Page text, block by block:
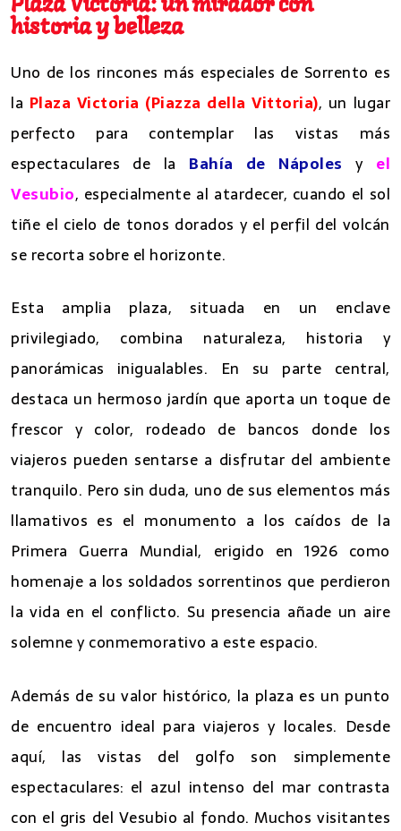
Plaza Victoria: un mirador con
historia y belleza
Uno de los rincones más especiales de Sorrento es
la Plaza Victoria (Piazza della Vittoria), un lugar
perfecto para contemplar las vistas más
espectaculares de la Bahía de Nápoles yel
Vesubio, especialmente al atardecer, cuando el sol
tiñe el cielo de tonos dorados y el perfil del volcán
se recorta sobre el horizonte.
Esta amplia plaza, situada en un enclave
privilegiado, combina naturaleza, historia y
panorámicas inigualables. En su parte central,
destaca un hermoso jardín que aporta un toque de
frescor y color, rodeado de bancos donde los
viajeros pueden sentarse a disfrutar del ambiente
tranquilo. Pero sin duda, uno de sus elementos más
llamativos es el monumento a los caídos de la
Primera Guerra Mundial, erigido en 1926 como
homenaje a los soldados sorrentinos que perdieron
la vida en el conflicto. Su presencia añade un aire
solemne y conmemorativo a este espacio.
Además de su valor histórico, la plaza es un punto
de encuentro ideal para viajeros y locales. Desde
aquí, las vistas del golfo son simplemente
espectaculares: el azul intenso del mar contrasta
con el gris del Vesubio al fondo. Muchos visitantes